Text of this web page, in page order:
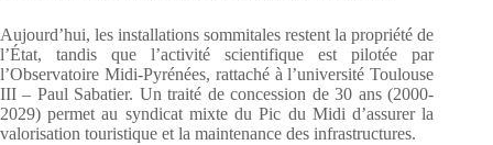
Aujourd’hui, les installations sommitales restent la propriété de
l’État, tandis que l’activité scientifique est pilotée par
l’Observatoire Midi-Pyrénées, rattaché à l’université Toulouse
III – Paul Sabatier. Un traité de concession de 30 ans (2000-
2029) permet au syndicat mixte du Pic du Midi d’assurer la
valorisation touristique et la maintenance des infrastructures.